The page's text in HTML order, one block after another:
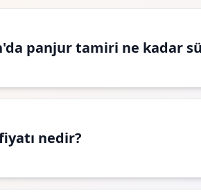
panjur tamiri ne kadar
nedir?